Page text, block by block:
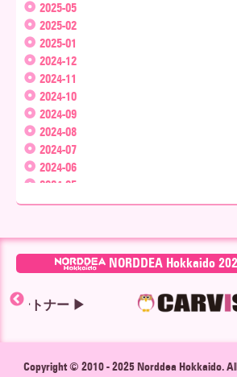
2025-05
2025-02
2025-01
2024-12
2024-11
2024-10
2024-09
2024-08
2024-07
2024-06
2024-05
2024-04
2024-02
2024-01
2023-12
2023-10
2023-08
2023-07
NORDDEA Hokkaido
ー ▶
Copyright © 2010 - 2025 Norddea Hokkaido.